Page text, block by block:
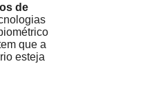
de
que a
esteja